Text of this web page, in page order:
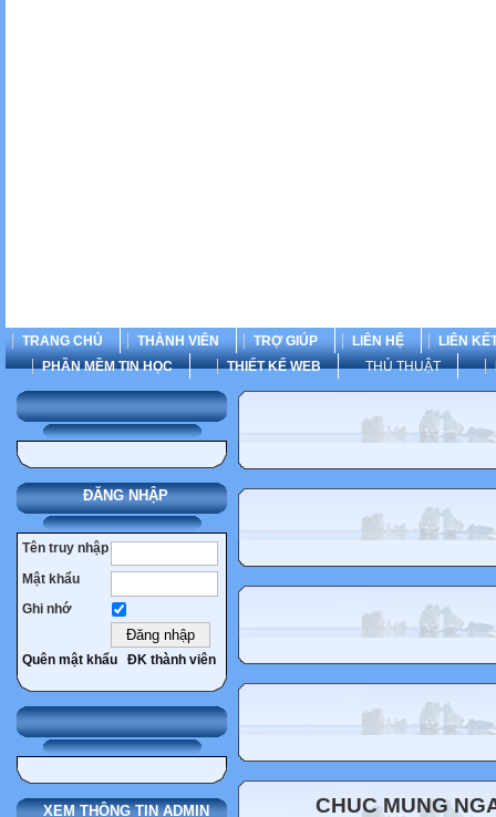
TRANG CHỦ THÀNH VIÊN TRỢ GIÚP LIÊN HỆ
LIÊN
PHẦN MỀM TIN HỌC
THIẾT KẾ WEB THỦ THUẬT
ĐĂNG NHẬP
Tên truy nhập
Mật khẩu
Ghi nhớ
Quên mật khẩu ĐK thành viên
XEM THÔNG TIN ADMIN CHUC MUNG